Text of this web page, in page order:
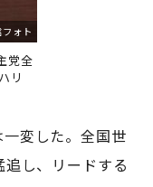
ォト
党全
リ
変した。全国世
し、リードする